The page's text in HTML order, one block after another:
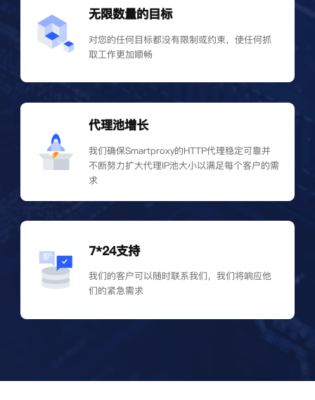
无限数量的目标
对您的任何目标都没有限制或约束，使任何抓
取工作更加顺畅
代理池增长
我们确保Smartproxy的HTTP代理稳定可靠并
不断努力扩大代理IP池大小以满足每个客户的需
求
7*24支持
我们的客户可以随时联系我们，我们将响应他
们的紧急需求